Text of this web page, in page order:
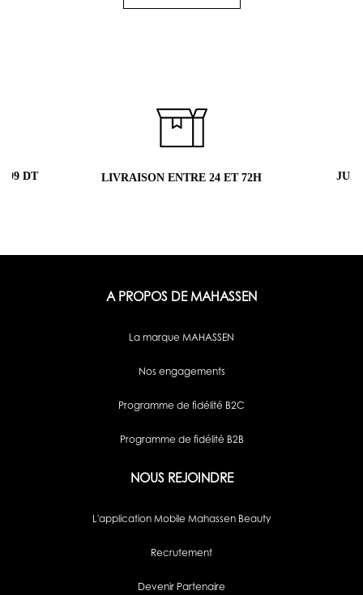
99 DT LIVRAISON ENTRE 24 ET 72H
A PROPOS DE MAHASSEN
La marque MAHASSEN
Nos engagements
Programme de fidélité B2C
Programme de fidélité B2B
NOUS REJOINDRE
L'application Mobile Mahassen Beauty
Recrutement
Devenir Partenaire